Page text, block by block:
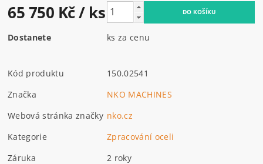
65 750 Kč/ ks
Dostanete ks za cenu
Kód produktu
150.02541
Značka
NKO MACHINES
Webová stránka značky nko.cz
Kategorie
Zpracování oceli
Záruka
2 roky